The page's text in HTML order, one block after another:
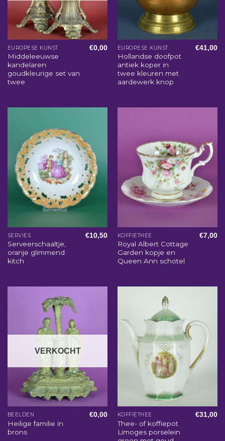
EUROPESE KUNST
Middeleeuwse
kandelaren
goudkleurige set van
twee
€0,00 EUROPESE KUNST
Hollandse doofpot
antiek koper in
twee kleuren met
aardewerk knop
€41,00
SERVIES
Serveerschaaltje,
oranje glimmend
kitch
€10,50 KOFFIETHEE
Royal Albert Cottage
Garden kopje en
Queen Ann schotel
€7,00
VERKOCHT
BEELDEN
Heilige familie in
brons
€0,00 KOFFIETHEE
Thee- of koffiepot
Limoges porselein
€31,00